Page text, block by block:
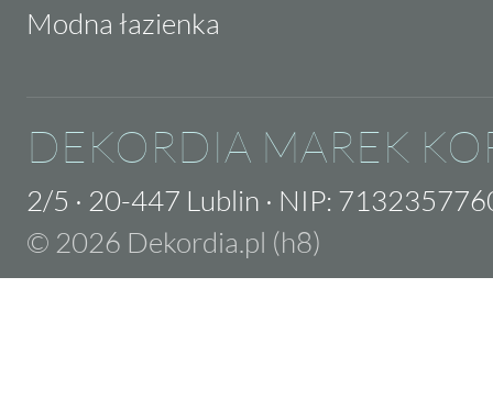
Modna łazienka
DEKORDIA MAREK
2/5 · 20-447 Lublin · NIP:
© 2026 Dekordia.pl (h8)